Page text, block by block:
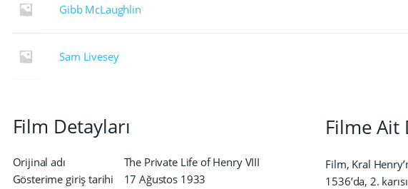
Gibb McLaughlin
Sam Livesey
Film Detayları
Orijinal adı
The Private Life of Henry VIII
Gösterime giriş tarihi
17 Ağustos 1933
Filme Ait
Film, Kral
1536’da, 2.